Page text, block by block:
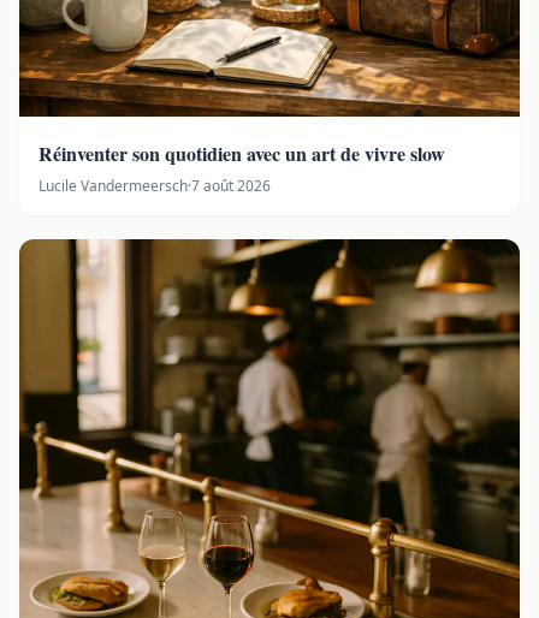
Réinventer son quotidien avec un art de vivre slow
Lucile Vandermeersch·7 août 2026